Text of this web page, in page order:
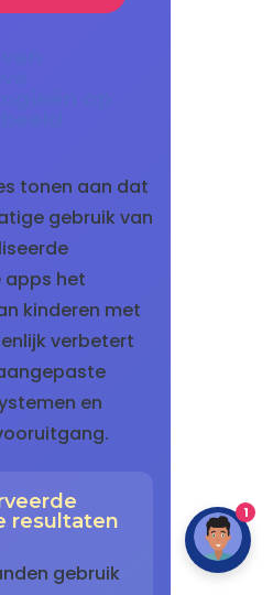
tonen aan dat
gebruik van
apps het
kinderen met
verbetert
en
resultaten
gebruik
1